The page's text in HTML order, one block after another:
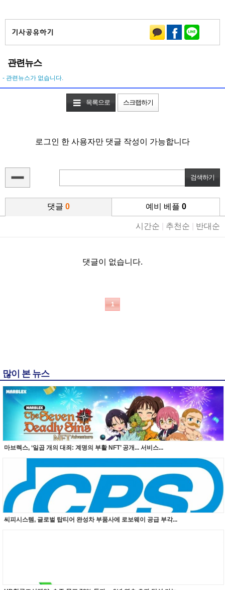
관련뉴스
- 관련뉴스가 없습니다.
목록으로 스크랩하기
로그인 한 사용자만 댓글 작성이 가능합니다
댓글 0 예비 베플 0
시간순 추천순 반대순
댓글이 없습니다.
1
많이 본 뉴스
마브렉스, ‘일곱 개의 대죄: 계명의 부활 NFT’ 공개... 서비스...
씨피시스템, 글로벌 탑티어 완성차 부품사에 로보웨이 공급 부각...